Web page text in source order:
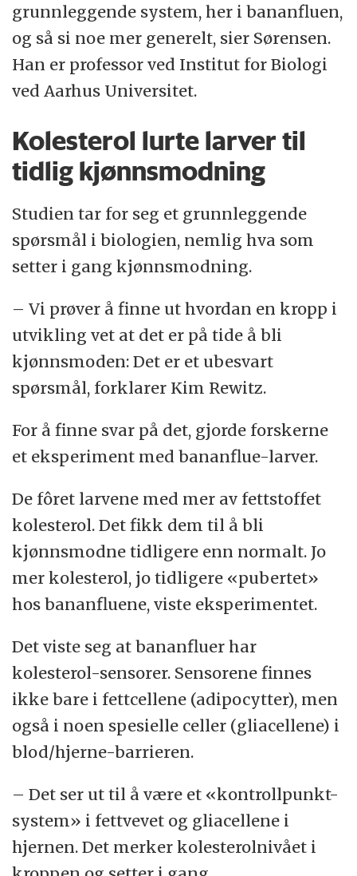
grunnleggende system, her i bananfluen,
og så si noe mer generelt, sier Sørensen.
Han er professor ved Institut for Biologi
ved Aarhus Universitet.
Kolesterol lurte larver til
tidlig kjønnsmodning
Studien tar for seg et grunnleggende
spørsmål i biologien, nemlig hva som
setter i gang kjønnsmodning.
– Vi prøver å finne ut hvordan en kropp i
utvikling vet at det er på tide å bli
kjønnsmoden: Det er et ubesvart
spørsmål, forklarer Kim Rewitz.
For å finne svar på det, gjorde forskerne
et eksperiment med bananflue-larver.
De fôret larvene med mer av fettstoffet
kolesterol. Det fikk dem til å bli
kjønnsmodne tidligere enn normalt. Jo
mer kolesterol, jo tidligere «pubertet»
hos bananfluene, viste eksperimentet.
Det viste seg at bananfluer har
kolesterol-sensorer. Sensorene finnes
ikke bare i fettcellene (adipocytter), men
også i noen spesielle celler (gliacellene) i
blod/hjerne-barrieren.
– Det ser ut til å være et «kontrollpunkt-
system» i fettvevet og gliacellene i
hjernen. Det merker kolesterolnivået i